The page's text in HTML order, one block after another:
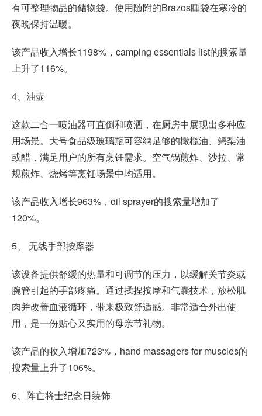
有可整理物品的储物袋。使用随附的Brazos睡袋在寒冷的
夜晚保持温暖。
该产品收入增长1198%，camping essentials list的搜索量
上升了116%。
4、油壶
这款二合一喷油器可直倒和喷洒，在厨房中展现出多种应
用场景。大号食品级玻璃瓶可容纳足够的橄榄油、鳄梨油
或醋，满足用户的所有烹饪需求。空气锅煎炸、沙拉、常
规煎炸、烧烤等烹饪场景中均适用。
该产品收入增长963%，oil sprayer的搜索量增加了
120%。
5、 无线手部按摩器
该设备提供舒缓的热量和可调节的压力，以缓解关节炎或
腕管引起的手部疼痛。通过揉捏按摩和气囊技术，放松肌
肉并改善血液循环，带来极致舒适感。非常适合外出使
用，是一份贴心又实用的母亲节礼物。
该产品的收入增加723%，hand massagers for muscles的
搜索量上升了106%。
6、阵亡将士纪念日装饰